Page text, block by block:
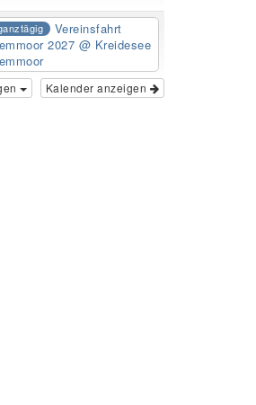
Vereinsfahrt
2027 @ Kreidesee
Kalender anzeigen